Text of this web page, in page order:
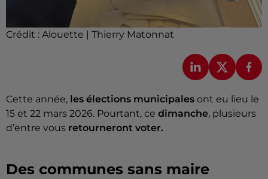
Crédit : Alouette | Thierry Matonnat
Cette année, les élections municipales ont eu lieu le
15 et 22 mars 2026. Pourtant, ce dimanche, plusieurs
d’entre vous retourneront voter.
Des communes sans maire